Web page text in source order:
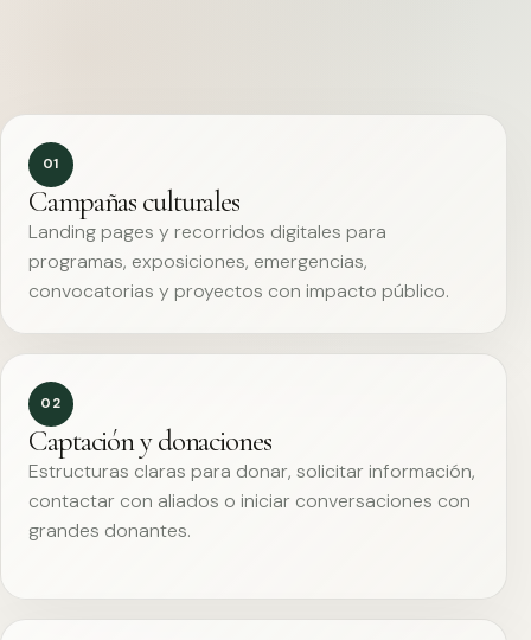
01
Campañas culturales
Landing pages y recorridos digitales para
programas, exposiciones, emergencias,
convocatorias y proyectos con impacto público.
02
Captación y donaciones
Estructuras claras para donar, solicitar información,
contactar con aliados o iniciar conversaciones con
grandes donantes.